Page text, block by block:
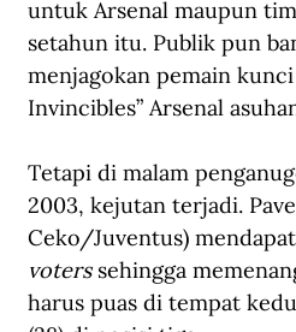
untuk Arsenal maupun
setahun itu. Publik pun
menjagokan pemain
Invincibles” Arsenal
Tetapi di malam
2003, kejutan terjadi.
Ceko/Juventus)
voters sehingga
harus puas di tempat